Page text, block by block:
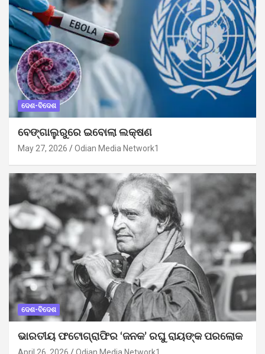
ଦେଶ-ବିଦେଶ
ବେଙ୍ଗାଲୁରୁରେ ଇବୋଲା ଲକ୍ଷଣ
May 27, 2026 Odian Media Network1
ଦେଶ-ବିଦେଶ
ଭାରତୀୟ ଫଟୋଗ୍ରାଫିର ‘ଜନକ’ ରଘୁ ରାୟଙ୍କ ପରଲୋକ